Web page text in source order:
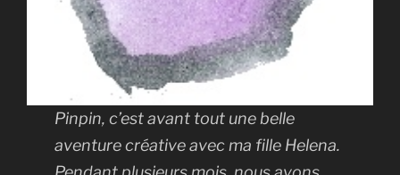
Pinpin, c’est avant tout une belle
aventure créative avec ma fille Helena.